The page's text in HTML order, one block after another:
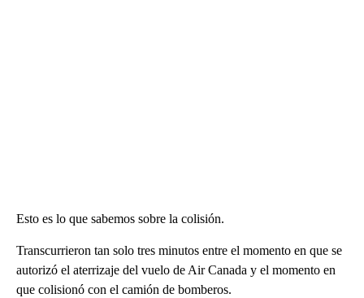
Esto es lo que sabemos sobre la colisión.
Transcurrieron tan solo tres minutos entre el momento en que se
autorizó el aterrizaje del vuelo de Air Canada y el momento en
que colisionó con el camión de bomberos.